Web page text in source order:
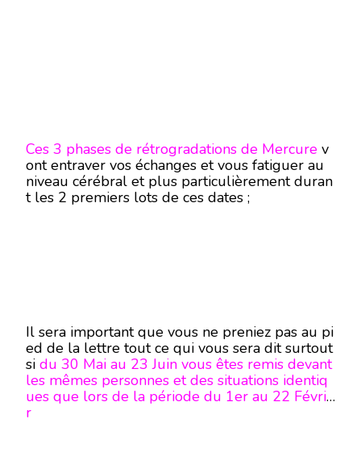
Ces 3 phases de rétrogradations de Mercure v
ont entraver vos échanges et vous fatiguer au
niveau cérébral et plus particulièrement duran
t les 2 premiers lots de ces dates ;
Il sera important que vous ne preniez pas au pi
ed de la lettre tout ce qui vous sera dit surtout
si du 30 Mai au 23 Juin vous êtes remis devant
les mêmes personnes et des situations identiq
ues que lors de la période du 1er au 22 Févrie
r